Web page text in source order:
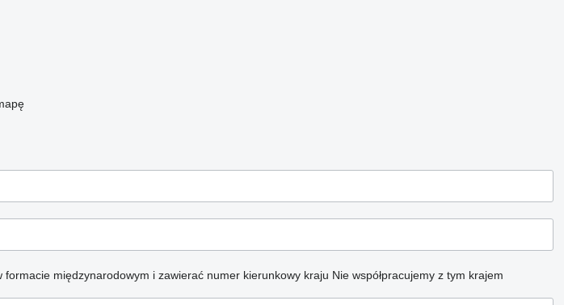
międzynarodowym i zawierać numer kierunkowy kraju Nie współpracujemy z tym krajem